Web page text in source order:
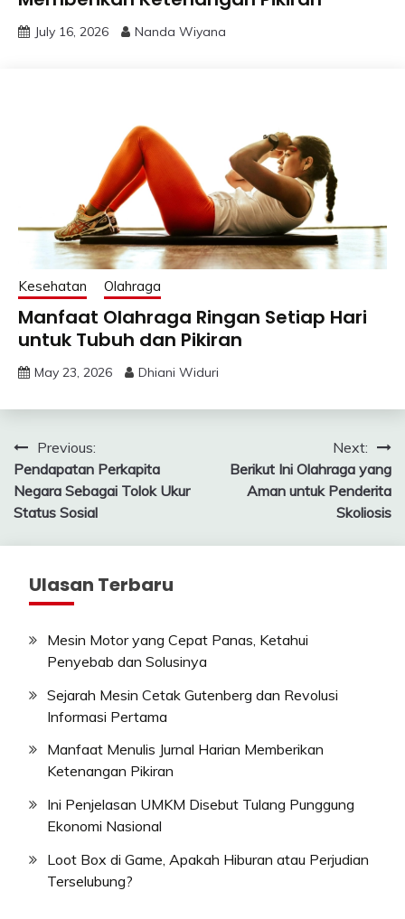
July 16, 2026 Nanda Wiyana
Kesehatan Olahraga
Manfaat Olahraga Ringan Setiap Hari
untuk Tubuh dan Pikiran
May 23, 2026 Dhiani Widuri
Post
navigation
Previous:
Pendapatan Perkapita
Negara Sebagai Tolok Ukur
Status Sosial
Next:
Berikut Ini Olahraga yang
Aman untuk Penderita
Skoliosis
Ulasan Terbaru
Mesin Motor yang Cepat Panas, Ketahui
Penyebab dan Solusinya
Sejarah Mesin Cetak Gutenberg dan Revolusi
Informasi Pertama
Manfaat Menulis Jurnal Harian Memberikan
Ketenangan Pikiran
Ini Penjelasan UMKM Disebut Tulang Punggung
Ekonomi Nasional
Loot Box di Game, Apakah Hiburan atau Perjudian
Terselubung?